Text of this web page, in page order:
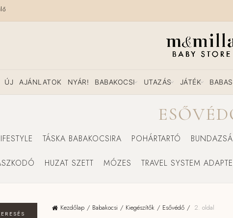
ÚJ AJÁNLATOK NYÁR! BABAKOCSI UTAZÁS JÁTÉK
TÁSKA BABAKOCSIRA POHÁRTARTÓ
HUZAT SZETT MÓZES TRAVEL SYSTEM
Kezdőlap Babakocsi Kiegészítők Esővédő 2. oldal